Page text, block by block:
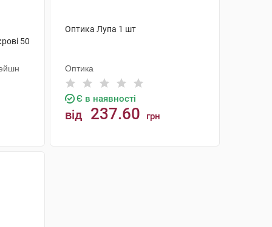
50
Оптика Лупа 1 шт
Оптика
Є в наявності
від 237.60 грн